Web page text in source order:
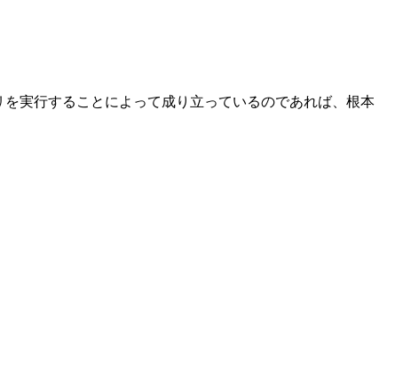
実行することによって成り立っているのであれば、根本